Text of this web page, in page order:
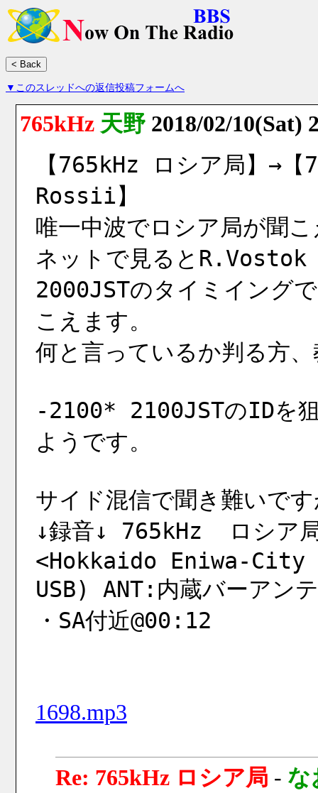
▼このスレッドへの返信投稿フォームへ
765kHz 天野 2018/02/10(Sat)
【765kHz ロシア局】→
Rossii】
唯一中波でロシア局が聞
ネットで見ると
2000JSTのタイミイング
こえます。
何と言っているか判る方
-2100* 2100JSTのIDを
ようです。
サイド混信で聞き難いで
↓録音↓ 765kHz  ロシ
<Hokkaido Eniwa-City
USB) ANT:内蔵バーアン
・SA付近@00:12
1698.mp3
Re: 765kHz ロシア局 - な